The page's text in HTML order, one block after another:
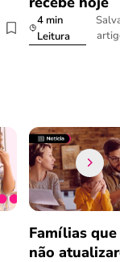
4 min
Leitura
Famílias que
não